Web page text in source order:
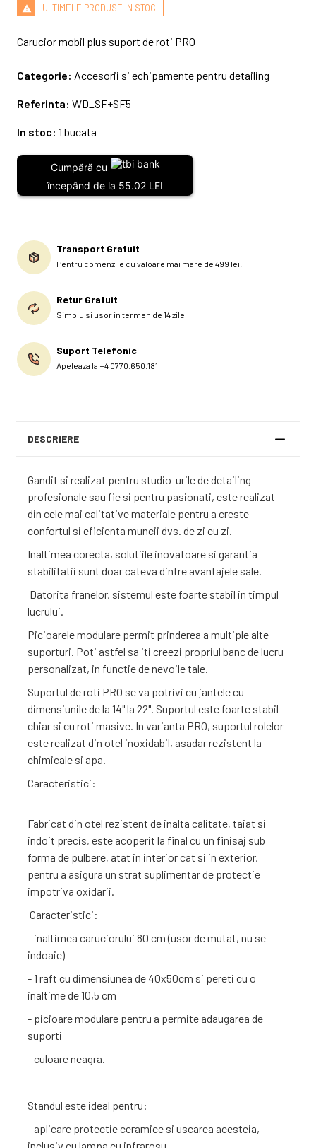
ULTIMELE PRODUSE IN STOC
Carucior mobil plus suport de roti PRO
Categorie: Accesorii si echipamente pentru detailing
Referinta: WD_SF+SF5
In stoc: 1 bucata
Cumpără cu
începând de la 55.02 LEI
Transport Gratuit
Pentru comenzile cu valoare mai mare de 499 lei.
Retur Gratuit
Simplu si usor in termen de 14 zile
Suport Telefonic
Apeleaza la +4 0770.650.181
DESCRIERE
Gandit si realizat pentru studio-urile de detailing
profesionale sau fie si pentru pasionati, este realizat
din cele mai calitative materiale pentru a creste
confortul si eficienta muncii dvs. de zi cu zi.
Inaltimea corecta, solutiile inovatoare si garantia
stabilitatii sunt doar cateva dintre avantajele sale.
Datorita franelor, sistemul este foarte stabil in timpul
lucrului.
Picioarele modulare permit prinderea a multiple alte
suporturi. Poti astfel sa iti creezi propriul banc de lucru
personalizat, in functie de nevoile tale.
Suportul de roti PRO se va potrivi cu jantele cu
dimensiunile de la 14" la 22". Suportul este foarte stabil
chiar si cu roti masive. In varianta PRO, suportul rolelor
este realizat din otel inoxidabil, asadar rezistent la
chimicale si apa.
Caracteristici:
Fabricat din otel rezistent de inalta calitate, taiat si
indoit precis, este acoperit la final cu un finisaj sub
forma de pulbere, atat in ​​interior cat si in exterior,
pentru a asigura un strat suplimentar de protectie
impotriva oxidarii.
Caracteristici:
- inaltimea caruciorului 80 cm (usor de mutat, nu se
indoaie)
- 1 raft cu dimensiunea de 40x50cm si pereti cu o
inaltime de 10,5 cm
- picioare modulare pentru a permite adaugarea de
suporti
- culoare neagra.
Standul este ideal pentru:
- aplicare protectie ceramice si uscarea acesteia,
inclusiv cu lampa cu infrarosu